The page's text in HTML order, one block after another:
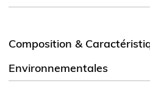
Composition &
Environnementales